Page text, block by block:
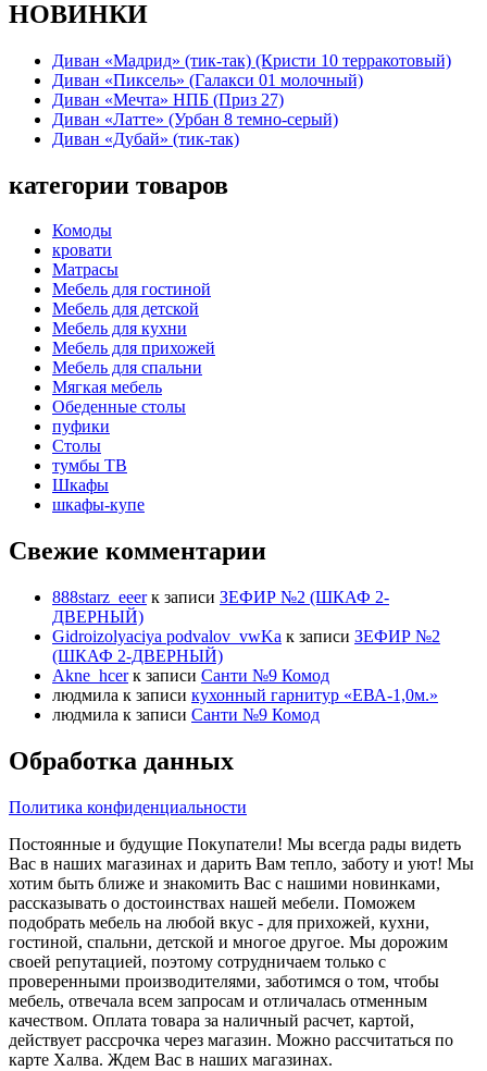
НОВИНКИ
Диван «Мадрид» (тик-так) (Кристи 10 терракотовый)
Диван «Пиксель» (Галакси 01 молочный)
Диван «Мечта» НПБ (Приз 27)
Диван «Латте» (Урбан 8 темно-серый)
Диван «Дубай» (тик-так)
категории товаров
Комоды
кровати
Матрасы
Мебель для гостиной
Мебель для детской
Мебель для кухни
Мебель для прихожей
Мебель для спальни
Мягкая мебель
Обеденные столы
пуфики
Столы
тумбы ТВ
Шкафы
шкафы-купе
Свежие комментарии
888starz_eeerк записи ЗЕФИР №2 (ШКАФ 2-
ДВЕРНЫЙ)
Gidroizolyaciya podvalov_vwKa к записи ЗЕФИР №2
(ШКАФ 2-ДВЕРНЫЙ)
Akne_hcerк записи Санти №9 Комод
людмила к записи кухонный гарнитур «ЕВА-1,0м.»
людмила к записи Санти №9 Комод
Обработка данных
Политика конфиденциальности
Постоянные и будущие Покупатели! Мы всегда рады видеть
Вас в наших магазинах и дарить Вам тепло, заботу и уют! Мы
хотим быть ближе и знакомить Вас с нашими новинками,
рассказывать о достоинствах нашей мебели. Поможем
подобрать мебель на любой вкус - для прихожей, кухни,
гостиной, спальни, детской и многое другое. Мы дорожим
своей репутацией, поэтому сотрудничаем только с
проверенными производителями, заботимся о том, чтобы
мебель, отвечала всем запросам и отличалась отменным
качеством. Оплата товара за наличный расчет, картой,
действует рассрочка через магазин. Можно рассчитаться по
карте Халва. Ждем Вас в наших магазинах.